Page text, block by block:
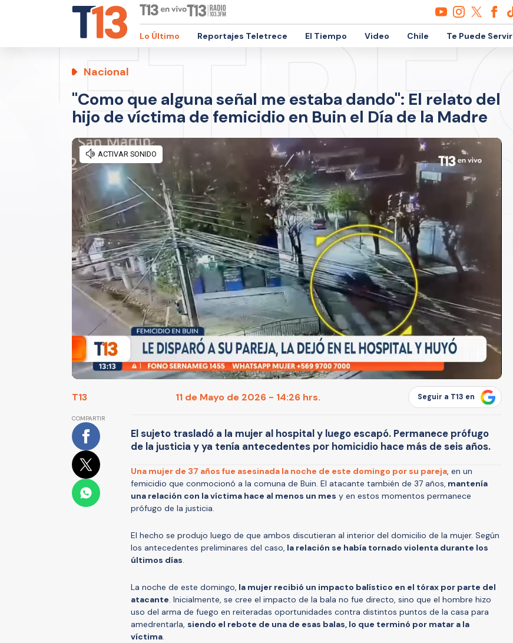
Lo Último Reportajes Teletrece El Tiempo Video Chile Te Puede Servir
Nacional
"Como que alguna señal me estaba dando": El relato del
hijo de víctima de femicidio en Buin el Día de la Madre
T13 11 de Mayo de 2026 - 14:26 hrs. Seguir a T13 en
COMPARTIR
El sujeto trasladó a la mujer al hospital y luego escapó. Permanece prófugo
de la justicia y ya tenía antecedentes por homicidio hace más de seis años.
Una mujer de 37 años fue asesinada la noche de este domingo por su pareja, en un
femicidio que conmocionó a la comuna de Buin. El atacante también de 37 años, mantenía
una relación con la víctima hace al menos un mes y en estos momentos permanece
prófugo de la justicia.
El hecho se produjo luego de que ambos discutieran al interior del domicilio de la mujer. Según
los antecedentes preliminares del caso, la relación se había tornado violenta durante los
últimos días.
La noche de este domingo, la mujer recibió un impacto balístico en el tórax por parte del
atacante. Inicialmente, se cree el impacto de la bala no fue directo, sino que el hombre hizo
uso del arma de fuego en reiteradas oportunidades contra distintos puntos de la casa para
amedrentarla, siendo el rebote de una de esas balas, lo que terminó por matar a la
víctima.